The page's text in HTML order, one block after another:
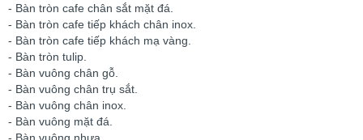
- Bàn tròn cafe chân sắt mặt đá.
- Bàn tròn cafe tiếp khách chân inox.
- Bàn tròn cafe tiếp khách mạ vàng.
- Bàn tròn tulip.
- Bàn vuông chân gỗ.
- Bàn vuông chân trụ sắt.
- Bàn vuông chân inox.
- Bàn vuông mặt đá.